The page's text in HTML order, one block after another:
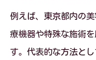
例えば、東京都内の
療機器や特殊な施術
す。代表的な方法と